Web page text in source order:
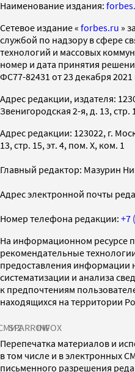
Наименование издания:
Cетевое издание « forbes.ru »
службой по надзору в сфере
технологий и массовых
номер и дата принятия
ФС77-82431 от 23 декабря 2021
Адрес редакции, издателя:
Звенигородская 2-я, д. 13, стр.
Адрес редакции: 123022, г.
13, стр. 15, эт. 4, пом. X, ком. 1
Главный редактор: Мазурин
Адрес электронной почты
Номер телефона редакции: +7
На информационном ресурсе
рекомендательные
предоставления информации
систематизации и анализа
к предпочтениям
находящихся на территории
SPARROWINFOX
Перепечатка материалов и
в том числе и в электронных
письменного разрешения